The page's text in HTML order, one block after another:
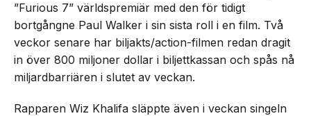
”Furious 7” världspremiär med den för tidigt
bortgångne Paul Walker i sin sista roll i en film. Två
veckor senare har biljakts/action-filmen redan dragit
in över 800 miljoner dollar i biljettkassan och spås nå
miljardbarriären i slutet av veckan.
Rapparen Wiz Khalifa släppte även i veckan singeln